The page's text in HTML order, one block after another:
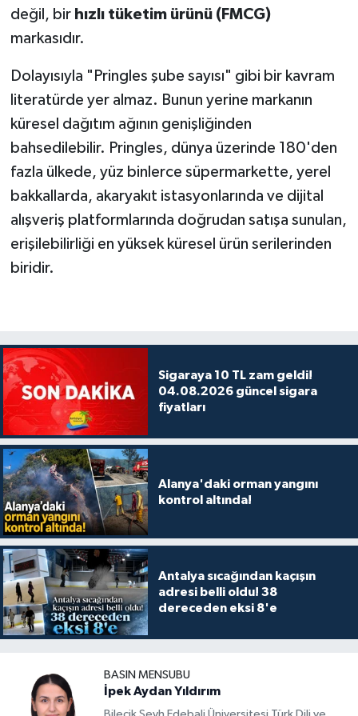
değil, bir hızlı tüketim ürünü (FMCG)
markasıdır.
Dolayısıyla "Pringles şube sayısı" gibi bir kavram
literatürde yer almaz. Bunun yerine markanın
küresel dağıtım ağının genişliğinden
bahsedilebilir. Pringles, dünya üzerinde 180'den
fazla ülkede, yüz binlerce süpermarkette, yerel
bakkallarda, akaryakıt istasyonlarında ve dijital
alışveriş platformlarında doğrudan satışa sunulan,
erişilebilirliği en yüksek küresel ürün serilerinden
biridir.
Sigaraya 10 TL zam geldi!
04.08.2026 güncel sigara
fiyatları
Alanya'daki orman yangını
kontrol altında!
Antalya sıcağından kaçışın
adresi belli oldu! 38
dereceden eksi 8'e
BASIN MENSUBU
İpek Aydan Yıldırım